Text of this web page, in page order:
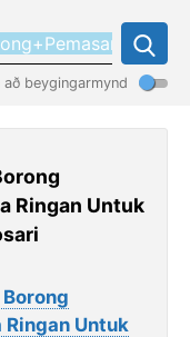
að beygingarmynd
Ringan Untuk
Ringan Untuk